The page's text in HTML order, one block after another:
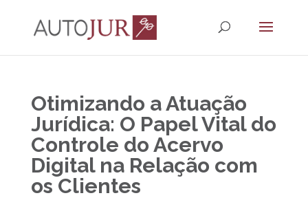
Otimizando a Atuação
Jurídica: O Papel Vital do
Controle do Acervo
Digital na Relação com
os Clientes